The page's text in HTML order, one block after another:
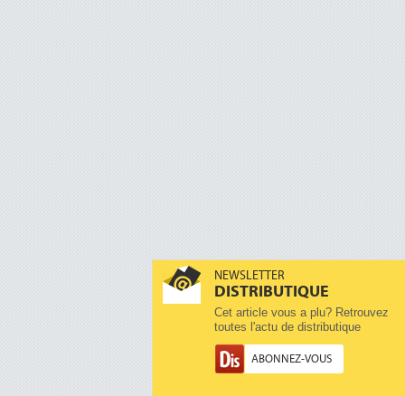
NEWSLETTER
DISTRIBUTIQUE
Cet article vous a plu? Retrouvez
toutes l'actu de distributique
ABONNEZ-VOUS